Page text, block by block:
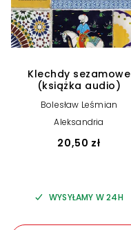
Klechdy sezamowe
(książka audio)
Bolesław Leśmian
Aleksandria
20,50 zł
WYSYŁAMY W 24H